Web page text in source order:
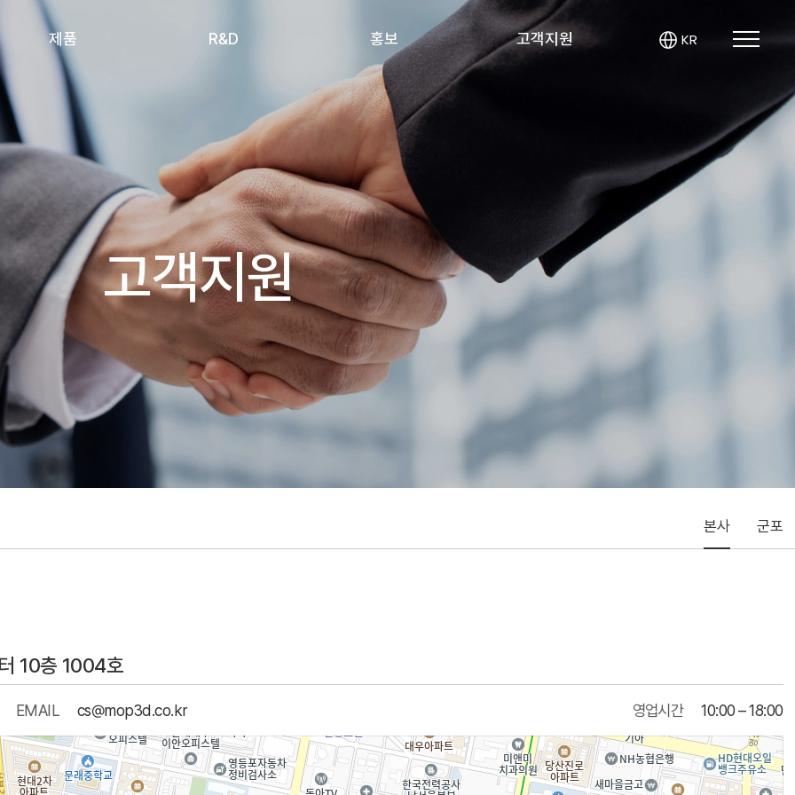
KR
제품 R&D 홍보 고객지원
고객지원
본사 군포
10층 1004호
EMAIL cs@mop3d.co.kr 영업시간 10:00 – 18:00